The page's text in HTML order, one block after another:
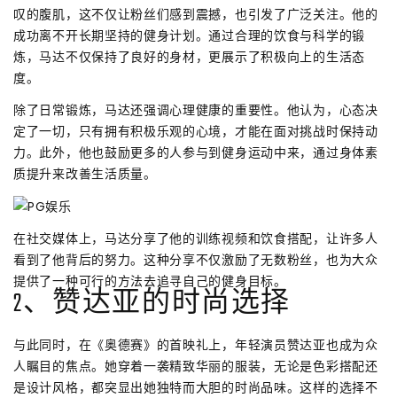
叹的腹肌，这不仅让粉丝们感到震撼，也引发了广泛关注。他的
成功离不开长期坚持的健身计划。通过合理的饮食与科学的锻
炼，马达不仅保持了良好的身材，更展示了积极向上的生活态
度。
除了日常锻炼，马达还强调心理健康的重要性。他认为，心态决
定了一切，只有拥有积极乐观的心境，才能在面对挑战时保持动
力。此外，他也鼓励更多的人参与到健身运动中来，通过身体素
质提升来改善生活质量。
在社交媒体上，马达分享了他的训练视频和饮食搭配，让许多人
看到了他背后的努力。这种分享不仅激励了无数粉丝，也为大众
提供了一种可行的方法去追寻自己的健身目标。
2、赞达亚的时尚选择
与此同时，在《奥德赛》的首映礼上，年轻演员赞达亚也成为众
人瞩目的焦点。她穿着一袭精致华丽的服装，无论是色彩搭配还
是设计风格，都突显出她独特而大胆的时尚品味。这样的选择不